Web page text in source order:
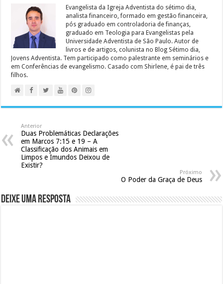
Evangelista da Igreja Adventista do sétimo dia,
analista financeiro, formado em gestão financeira,
pós graduado em controladoria de finanças,
graduado em Teologia para Evangelistas pela
Universidade Adventista de São Paulo. Autor de
livros e de artigos, colunista no Blog Sétimo dia,
Jovens Adventista. Tem participado como palestrante em seminários e
em Conferências de evangelismo. Casado com Shirlene, é pai de três
filhos.
Anterior
Duas Problemáticas Declarações
em Marcos 7:15 e 19 – A
Classificação dos Animais em
Limpos e Imundos Deixou de
Existir?
Próximo
O Poder da Graça de Deus
Deixe uma resposta